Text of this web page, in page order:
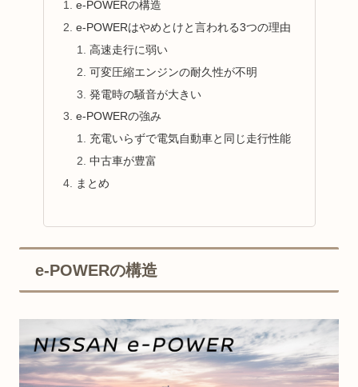
e-POWERの構造
e-POWERはやめとけと言われる3つの理由
高速走行に弱い
可変圧縮エンジンの耐久性が不明
発電時の騒音が大きい
e-POWERの強み
充電いらずで電気自動車と同じ走行性能
中古車が豊富
まとめ
e-POWERの構造